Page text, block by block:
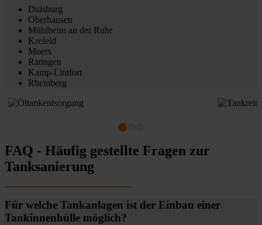
Duisburg
Oberhausen
Mühlheim an der Ruhr
Krefeld
Moers
Ratingen
Kamp-Lintfort
Rheinberg
FAQ - Häufig gestellte Fragen zur
Tanksanierung
Für welche Tankanlagen ist der Einbau einer
Tankinnenhülle möglich?